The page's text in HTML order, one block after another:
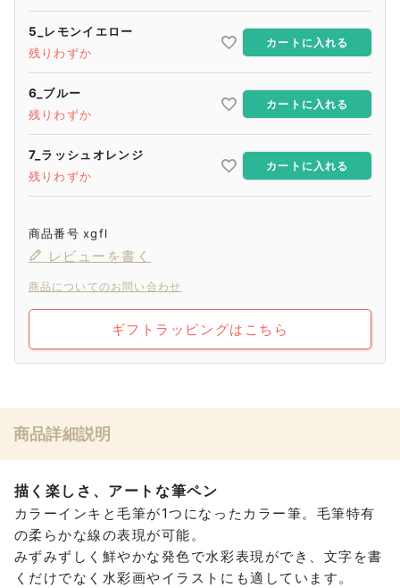
5_レモンイエロー
残りわずか
カートに入れる
6_ブルー
残りわずか
カートに入れる
7_ラッシュオレンジ
残りわずか
カートに入れる
商品番号 xgfl
レビューを書く
商品についてのお問い合わせ
ギフトラッピングはこちら
商品詳細説明
描く楽しさ、アートな筆ペン
カラーインキと毛筆が1つになったカラー筆。毛筆特有
の柔らかな線の表現が可能。
みずみずしく鮮やかな発色で水彩表現ができ、文字を書
くだけでなく水彩画やイラストにも適しています。